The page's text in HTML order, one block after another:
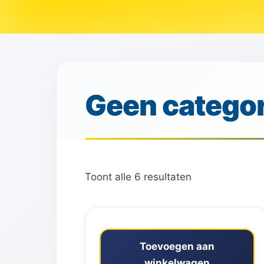
Geen
Toont alle 6 resultaten
Toevoegen aan